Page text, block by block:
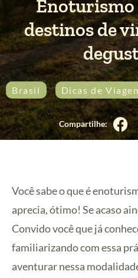
Enoturismo
destinos de
Brasil Dicas de
Você sabe o que é
aprecia, ótimo! Se acaso
Convido você que já
familiarizando com essa
aventurar nessa